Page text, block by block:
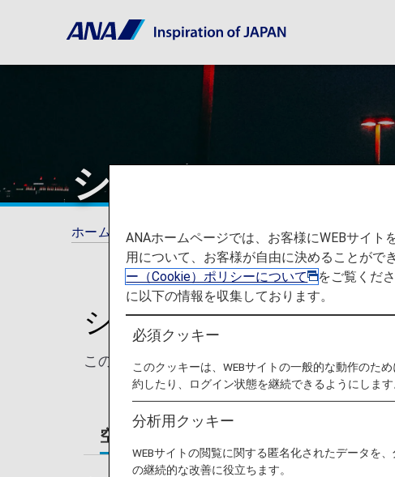
シカゴ - オヘア国
ホーム ご旅行の準備 空港と都市に関する情報
シカゴ - オヘア国際空
このページでは、シカゴ・オヘア国際空港か
空港ガイド
ANAホームページでは、お客様にWEBサイ
用について、お客様が自由に決めることがで
ー（Cookie）ポリシーについて
をご覧くだ
に以下の情報を収集しております。
必須クッキー
このクッキーは、WEBサイトの一般的な動作のた
約したり、ログイン状態を継続できるようにします
分析用クッキー
WEBサイトの閲覧に関する匿名化されたデータを
の継続的な改善に役立ちます。